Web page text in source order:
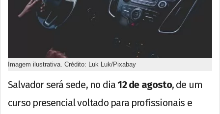
Imagem ilustrativa. Crédito: Luk Luk/Pixabay
Salvador será sede, no dia 12 de agosto, de um
curso presencial voltado para profissionais e